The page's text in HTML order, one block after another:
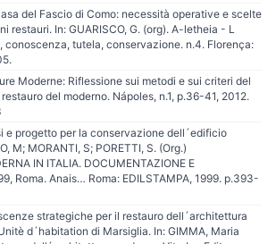
del Fascio di Como: necessità operative e scelte
restauri. In: GUARISCO, G. (org). A-letheia - L
conoscenza, tutela, conservazione. n.4. Florença:
Moderne: Riflessione sui metodi e sui criteri del
del moderno. Nápoles, n.1, p.36-41, 2012.
e progetto per la conservazione dell´edificio
M; MORANTI, S; PORETTI, S. (Org.)
IN ITALIA. DOCUMENTAZIONE E
Roma. Anais… Roma: EDILSTAMPA, 1999. p.393-
strategiche per il restauro dell´architettura
d´habitation di Marsiglia. In: GIMMA, Maria